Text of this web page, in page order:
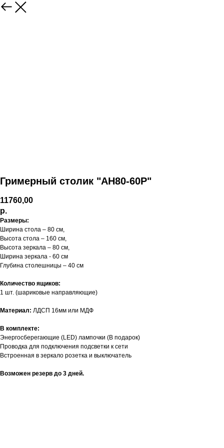
Гримерный столик "АН80-60Р"
11760,00
р.
Размеры:
Ширина стола – 80 см,
Высота стола – 160 см,
Высота зеркала – 80 см,
Ширина зеркала - 60 см
Глубина столешницы – 40 см
Количество ящиков:
1 шт. (шариковые направляющие)
Материал: ЛДСП 16мм или МДФ
В комплекте:
Энергосберегающие (LED) лампочки (В подарок)
Проводка для подключения подсветки к сети
Встроенная в зеркало розетка и выключатель
Возможен резерв до 3 дней.